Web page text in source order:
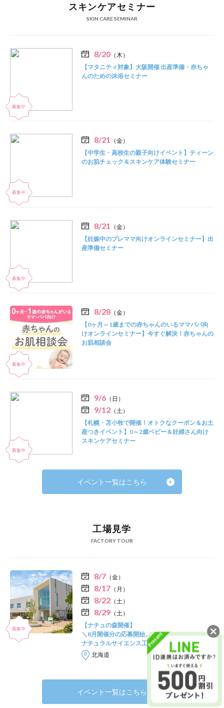
スキンケアセミナー
SKIN CARE SEMINAR
8/20（木）
【マタニティ対象】大阪開催 出産準備・赤ちゃ
んのための沐浴セミナー
8/21 （金）
【中学生・高校生の親子向けイベント】ティーン
のお肌チェック＆スキンケア体験セミナー
8/21
（金）
【妊娠中のプレママ向けオンラインセミナー】出
産準備セミナー
8/28（金）
【0ヶ月～1歳までの赤ちゃんのいるママパパ向
けオンラインセミナー】今すぐ解決！赤ちゃんの
お肌相談会
9/6（日）
9/12（土）
【札幌・苫小牧で開催！オトクなクーポン＆お土
産つきイベント】0～2歳ベビー＆妊婦さん向け
スキンケアセミナー
イベント一覧はこちら
工場見学
FACTORY TOUR
8/7（金）
8/17（月）
8/22（土）
8/29（土）
【ナチュの森開催】
＼8月開催分の応募開始／
ナチュラルサイエンス工場見学ツアー
北海道
イベント一覧はこちら